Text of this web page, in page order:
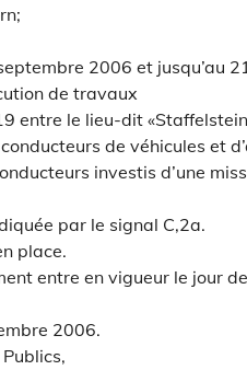
2006 et jusqu’au
de travaux
entre le lieu-dit
de véhicules et
investis d’une
par le signal C,2a.
place.
entre en vigueur le jour
2006.